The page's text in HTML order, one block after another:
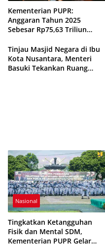
Kementerian PUPR:
Anggaran Tahun 2025
Sebesar Rp75,63 Triliun
Bersama Indonesia Maju
Menuju Indonesia Emas 2045
Tinjau Masjid Negara di Ibu
Kota Nusantara, Menteri
Basuki Tekankan Ruang
Nasional
Tingkatkan Ketangguhan
Fisik dan Mental SDM,
Kementerian PUPR Gelar